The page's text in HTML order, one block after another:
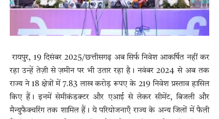
रायपुर, 19 दिसंबर 2025/छत्तीसगढ़ अब सिर्फ निवेश आकर्षित नहीं कर
रहा उन्हें तेज़ी से ज़मीन पर भी उतार रहा है। नवंबर 2024 से अब तक
राज्य ने 18 क्षेत्रों में 7.83 लाख करोड़ रूपए के 219 निवेश प्रस्ताव हासिल
किए हैं। इनमें सेमीकंडक्टर और एआई से लेकर सीमेंट, बिजली और
मैन्युफैक्चरिंग तक शामिल हैं। ये परियोजनाएँ राज्य के अन्य जिलों में फैली